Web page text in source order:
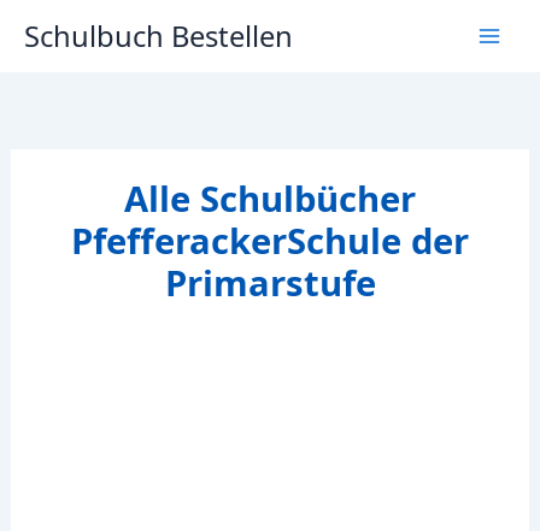
InhaltSchulbuch Bestellen
Alle Schulbücher
PfefferackerSchule der
Primarstufe